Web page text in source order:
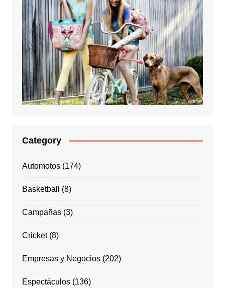
Category
Automotos(174)
Basketball (8)
Campañas(3)
Cricket(8)
Empresas y Negocios(202)
Espectáculos(136)